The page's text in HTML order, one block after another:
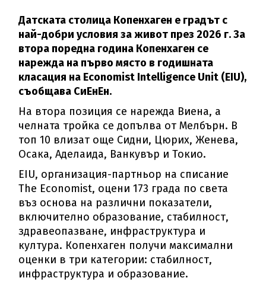
Датската столица Копенхаген е градът с
най-добри условия за живот през 2026 г. За
втора поредна година Копенхаген се
нарежда на първо място в годишната
класация на Economist Intelligence Unit (EIU),
съобщава СиЕнЕн.
На втора позиция се нарежда Виена, а
челната тройка се допълва от Мелбърн. В
топ 10 влизат още Сидни, Цюрих, Женева,
Осака, Аделаида, Ванкувър и Токио.
EIU, организация-партньор на списание
The Economist, оцени 173 града по света
въз основа на различни показатели,
включително образование, стабилност,
здравеопазване, инфраструктура и
култура. Копенхаген получи максимални
оценки в три категории: стабилност,
инфраструктура и образование.